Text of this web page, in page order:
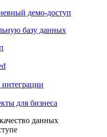
демо-доступ
базу данных
для бизнеса
данных